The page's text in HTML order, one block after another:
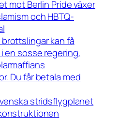
mot Berlin Pride växer
och HBTQ-
kan få
en sosse regering.
Du får betala med
stridsflygplanet